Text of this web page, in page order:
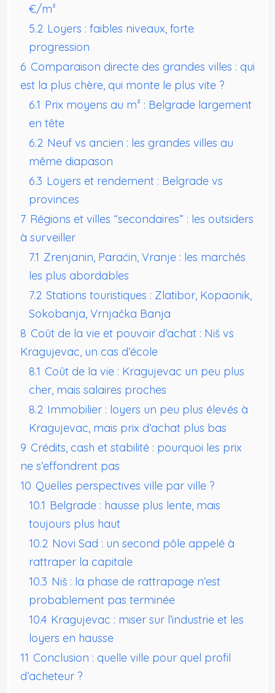
€/m²
5.2 Loyers : faibles niveaux, forte
progression
6 Comparaison directe des grandes villes : qui
est la plus chère, qui monte le plus vite ?
6.1 Prix moyens au m² : Belgrade largement
en tête
6.2 Neuf vs ancien : les grandes villes au
même diapason
6.3 Loyers et rendement : Belgrade vs
provinces
7 Régions et villes “secondaires” : les outsiders
à surveiller
7.1 Zrenjanin, Paraćin, Vranje : les marchés
les plus abordables
7.2 Stations touristiques : Zlatibor, Kopaonik,
Sokobanja, Vrnjačka Banja
8 Coût de la vie et pouvoir d’achat : Niš vs
Kragujevac, un cas d’école
8.1 Coût de la vie : Kragujevac un peu plus
cher, mais salaires proches
8.2 Immobilier : loyers un peu plus élevés à
Kragujevac, mais prix d’achat plus bas
9 Crédits, cash et stabilité : pourquoi les prix
ne s’effondrent pas
10 Quelles perspectives ville par ville ?
10.1 Belgrade : hausse plus lente, mais
toujours plus haut
10.2 Novi Sad : un second pôle appelé à
rattraper la capitale
10.3 Niš : la phase de rattrapage n’est
probablement pas terminée
10.4 Kragujevac : miser sur l’industrie et les
loyers en hausse
11 Conclusion : quelle ville pour quel profil
d’acheteur ?